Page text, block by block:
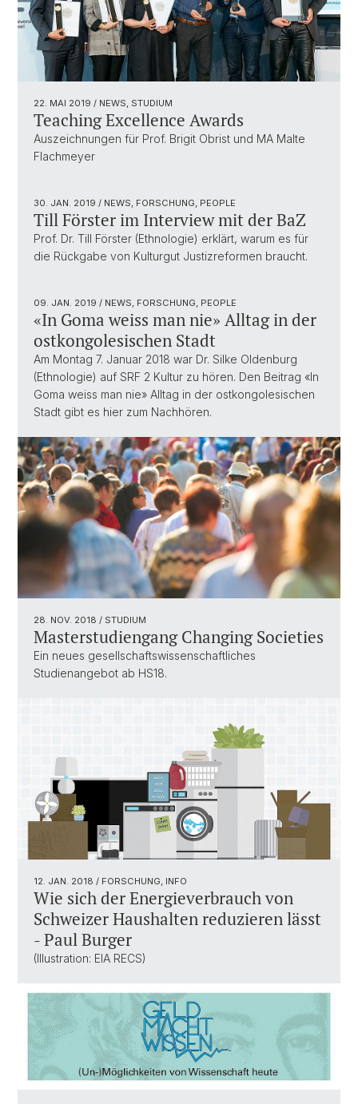
22. MAI 2019 / NEWS, STUDIUM
Teaching Excellence Awards
Auszeichnungen für Prof. Brigit Obrist und MA Malte
Flachmeyer
30. JAN. 2019 / NEWS, FORSCHUNG, PEOPLE
Till Förster im Interview mit der BaZ
Prof. Dr. Till Förster (Ethnologie) erklärt, warum es für
die Rückgabe von Kulturgut Justizreformen braucht.
09. JAN. 2019 / NEWS, FORSCHUNG, PEOPLE
«In Goma weiss man nie» Alltag in der
ostkongolesischen Stadt
Am Montag 7. Januar 2018 war Dr. Silke Oldenburg
(Ethnologie) auf SRF 2 Kultur zu hören. Den Beitrag «In
Goma weiss man nie» Alltag in der ostkongolesischen
Stadt gibt es hier zum Nachhören.
28. NOV. 2018 / STUDIUM
Masterstudiengang Changing Societies
Ein neues gesellschaftswissenschaftliches
Studienangebot ab HS18.
12. JAN. 2018 / FORSCHUNG, INFO
Wie sich der Energieverbrauch von
Schweizer Haushalten reduzieren lässt
- Paul Burger
(Illustration: EIA RECS)